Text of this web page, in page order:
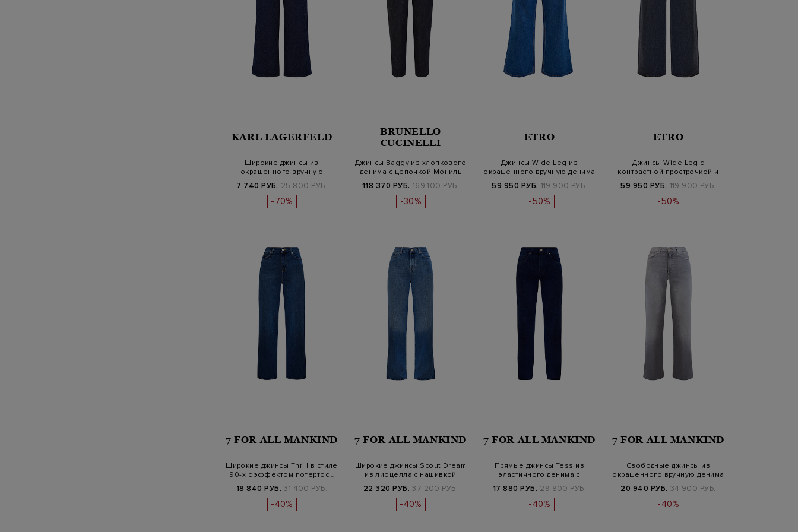
KARL LAGERFELD
Широкие джинсы из
окрашенного вручную
хлопкового деним…
7 740 РУБ. 25 800 РУБ.
-70%
BRUNELLO
CUCINELLI
Джинсы Baggy из хлопкового
денима с цепочкой Мониль
на…
118 370 РУБ. 169 100 РУБ.
-30%
ETRO
Джинсы Wide Leg из
окрашенного вручную денима
с кожано…
59 950 РУБ. 119 900 РУБ.
-50%
ETRO
Джинсы Wide Leg с
контрастной прострочкой и
нашивкой и…
59 950 РУБ. 119 900 РУБ.
-50%
7 FOR ALL MANKIND
Широкие джинсы Thrill в стиле
90-х с эффектом потертос…
18 840 РУБ. 31 400 РУБ.
-40%
7 FOR ALL MANKIND
Широкие джинсы Scout Dream
из лиоцелла с нашивкой
22 320 РУБ. 37 200 РУБ.
-40%
7 FOR ALL MANKIND
Прямые джинсы Tess из
эластичного денима с
кожаной наш…
17 880 РУБ. 29 800 РУБ.
-40%
7 FOR ALL MANKIND
Свободные джинсы из
окрашенного вручную денима
Luxe Vi…
20 940 РУБ. 34 900 РУБ.
-40%